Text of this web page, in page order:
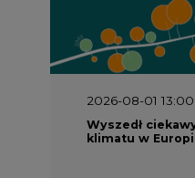
2026-08-01 13:00
Wyszedł
klimatu w